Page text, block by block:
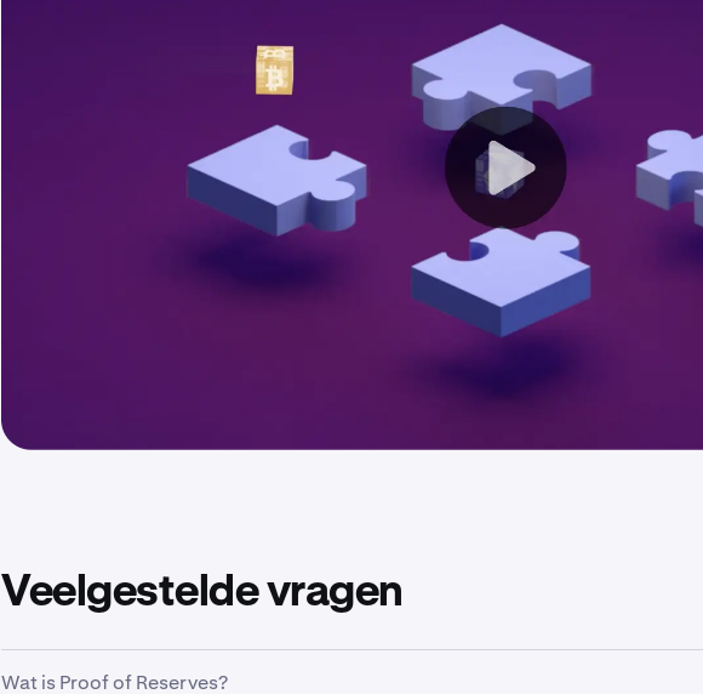
Veelgestelde vragen
Wat is Proof of Reserves?